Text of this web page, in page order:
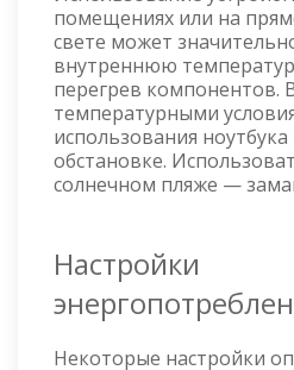
помещениях или на
свете может
внутреннюю
перегрев компонентов.
температурными
использования
обстановке.
солнечном пляже —
Настройки
Некоторые настройки